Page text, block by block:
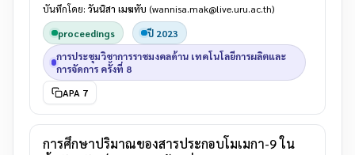
บันทึกโดย: วันนิสา เมฆทับ (wannisa.mak@live.uru.ac.th)
proceedings
ปี 2023
การประชุมวิชาการราชมงคลด้าน เทคโนโลยีการผลิตและ
การจัดการ ครั้งที่ 8
APA 7
การศึกษาปริมาณของสารประกอบโมเมกา-9 ใน